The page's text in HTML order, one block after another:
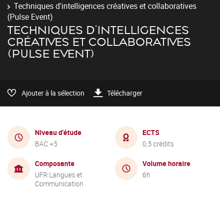
Techniques d'intelligences créatives et collaboratives
(Pulse Event)
TECHNIQUES D'INTELLIGENCES
CRÉATIVES ET COLLABORATIVES
(PULSE EVENT)
Ajouter à la sélection Télécharger
Niveau d'étude
BAC +5
ECTS
0,5 crédits
Composante
UFR Langues et
Communication
Volume horaire
6h